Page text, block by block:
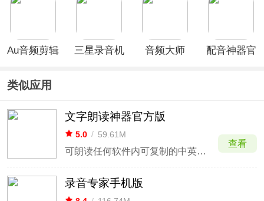
Au音频剪辑
版
三星录音机
音频大师
配音神器官
类似应用
文字朗读神器官方版
5.0 / 59.61M
可朗读任何软件内可复制的中英文文字和网页
查看
录音专家手机版